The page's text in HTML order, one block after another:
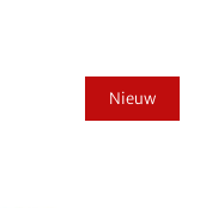
Nieuw